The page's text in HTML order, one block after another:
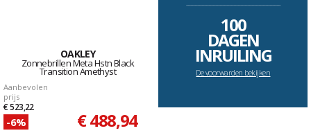
OAKLEY
Zonnebrillen Meta Hstn Black
Transition Amethyst
Aanbevolen
prijs
€ 523,22
-6% € 488,94
--------------------------------------------------------------------
100
DAGEN
INRUILING
De voorwarden bekijken